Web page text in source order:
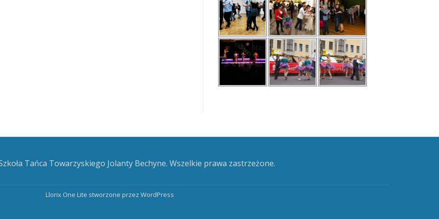
Tańca Towarzyskiego Jolanty Bechyne. Wszelkie prawa zastrzeżone.
Llorix One Lite stworzone przez WordPress